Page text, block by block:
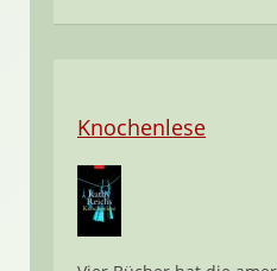
Knochenlese